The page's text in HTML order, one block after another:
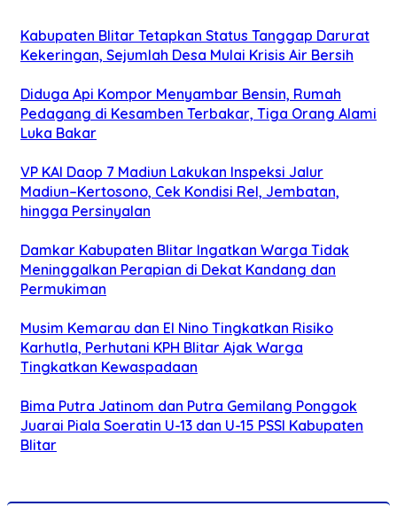
Kabupaten Blitar Tetapkan Status Tanggap Darurat
Kekeringan, Sejumlah Desa Mulai Krisis Air Bersih
Diduga Api Kompor Menyambar Bensin, Rumah
Pedagang di Kesamben Terbakar, Tiga Orang Alami
Luka Bakar
VP KAI Daop 7 Madiun Lakukan Inspeksi Jalur
Madiun–Kertosono, Cek Kondisi Rel, Jembatan,
hingga Persinyalan
Damkar Kabupaten Blitar Ingatkan Warga Tidak
Meninggalkan Perapian di Dekat Kandang dan
Permukiman
Musim Kemarau dan El Nino Tingkatkan Risiko
Karhutla, Perhutani KPH Blitar Ajak Warga
Tingkatkan Kewaspadaan
Bima Putra Jatinom dan Putra Gemilang Ponggok
Juarai Piala Soeratin U-13 dan U-15 PSSI Kabupaten
Blitar